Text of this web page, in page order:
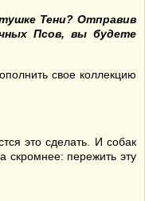
Тени? Отправив
Псов, вы будете
свое коллекцию
это сделать. И собак
скромнее: пережить эту